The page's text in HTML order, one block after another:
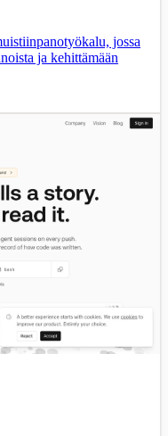
jossa
ja kehittämään